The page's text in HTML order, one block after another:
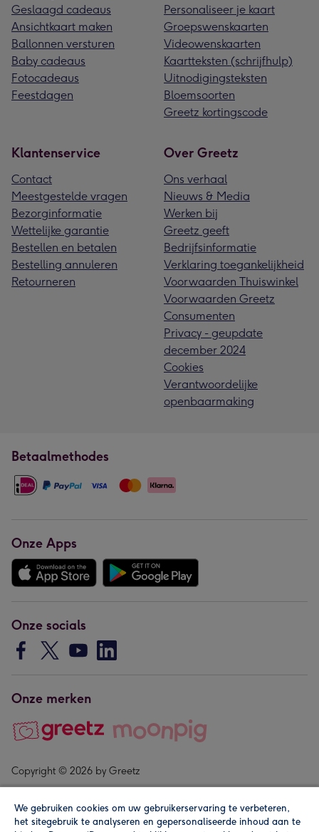
Geslaagd cadeaus
Ansichtkaart maken
Ballonnen versturen
Baby cadeaus
Fotocadeaus
Feestdagen
Personaliseer je kaart
Groepswenskaarten
Videowenskaarten
Kaartteksten (schrijfhulp)
Uitnodigingsteksten
Bloemsoorten
Greetz kortingscode
Klantenservice
Contact
Meestgestelde vragen
Bezorginformatie
Wettelijke garantie
Bestellen en betalen
Bestelling annuleren
Retourneren
Over Greetz
Ons verhaal
Nieuws & Media
Werken bij
Greetz geeft
Bedrijfsinformatie
Verklaring toegankelijkheid
Voorwaarden Thuiswinkel
Voorwaarden Greetz
Consumenten
Privacy - geupdate
december 2024
Cookies
Verantwoordelijke
openbaarmaking
Betaalmethodes
Onze Apps
Onze socials
Onze merken
Copyright © 2026 by Greetz
We gebruiken cookies om uw gebruikerservaring te verbeteren,
het sitegebruik te analyseren en gepersonaliseerde inhoud aan te